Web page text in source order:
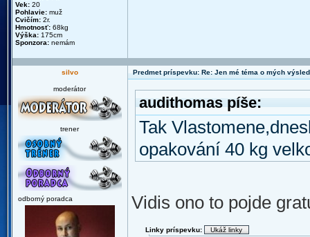
Vek: 20
Pohlavie: muž
Cvičím: 2r.
Hmotnosť: 68kg
Výška: 175cm
Sponzora: nemám
silvo Predmet príspevku: Re: Jen mé téma o mých
moderátor
trener
odborný poradca
audithomas píše:
Tak
opakování 40 kg
Vidis ono to pojde
Linky príspevku: